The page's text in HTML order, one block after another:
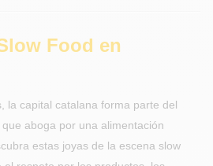
Food en
la capital catalana forma parte del
, que aboga por una alimentación
estas joyas de la escena slow